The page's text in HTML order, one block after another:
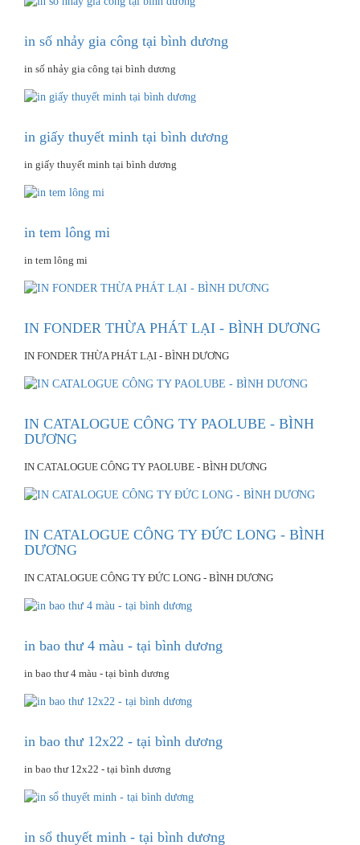
in số nhảy gia công tại bình dương
in số nhảy gia công tại bình dương
in giấy thuyết minh tại bình dương
in giấy thuyết minh tại bình dương
in tem lông mi
in tem lông mi
IN FONDER THỪA PHÁT LẠI - BÌNH DƯƠNG
IN FONDER THỪA PHÁT LẠI - BÌNH DƯƠNG
IN CATALOGUE CÔNG TY PAOLUBE - BÌNH
DƯƠNG
IN CATALOGUE CÔNG TY PAOLUBE - BÌNH DƯƠNG
IN CATALOGUE CÔNG TY ĐỨC LONG - BÌNH
DƯƠNG
IN CATALOGUE CÔNG TY ĐỨC LONG - BÌNH DƯƠNG
in bao thư 4 màu - tại bình dương
in bao thư 4 màu - tại bình dương
in bao thư 12x22 - tại bình dương
in bao thư 12x22 - tại bình dương
in sổ thuyết minh - tại bình dương